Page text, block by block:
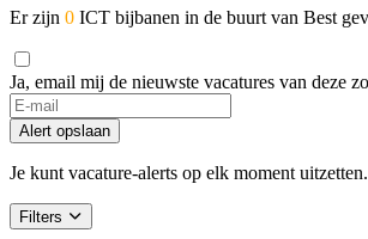
Er zijn 0 ICT bijbanen in de buurt van Best
Ja, email mij de nieuwste vacatures van deze
Alert opslaan
Je kunt vacature-alerts op elk moment uitzetten.
Filters